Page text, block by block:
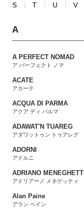
S
T U V
A
A PERFECT NOMAD
ア パーフェクト ノマ
ACATE
アカーテ
ACQUA DI PARMA
アクア ディ パルマ
ADAWAT'N TUAREG
アダワットゥン トゥアレグ
ADORNI
アドルニ
ADRIANO MENEGHETTI
アドリアーノ メネゲッティ
Alan Paine
アラン ペイン